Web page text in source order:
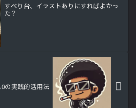
すべり台、イラストありにすればよかっ
た？
の実践的活用法